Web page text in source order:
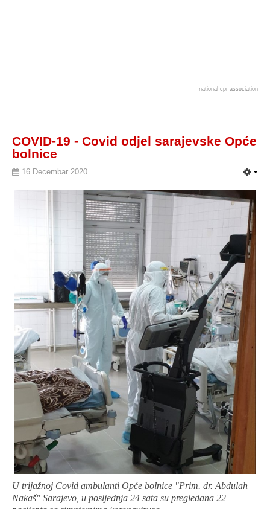
national cpr association
COVID-19 - Covid odjel sarajevske Opće
bolnice
16 Decembar 2020
U trijažnoj Covid ambulanti Opće bolnice "Prim. dr. Abdulah
Nakaš" Sarajevo, u posljednja 24 sata su pregledana 22